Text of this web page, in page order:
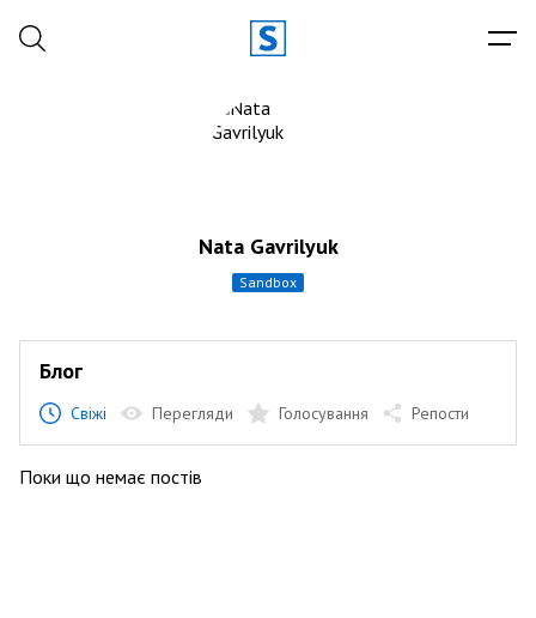
Nata Gavrilyuk
sandbox
Блог
Свіжі Перегляди Голосування Репости
Поки що немає постів